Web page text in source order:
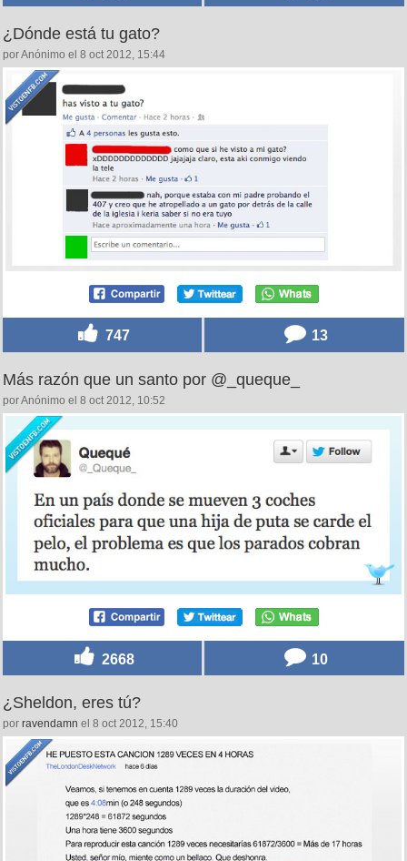
¿Dónde está tu gato?
por Anónimo el 8 oct 2012, 15:44
747 13
Más razón que un santo por @_queque_
por Anónimo el 8 oct 2012, 10:52
2668 10
¿Sheldon, eres tú?
por ravendamn el 8 oct 2012, 15:40